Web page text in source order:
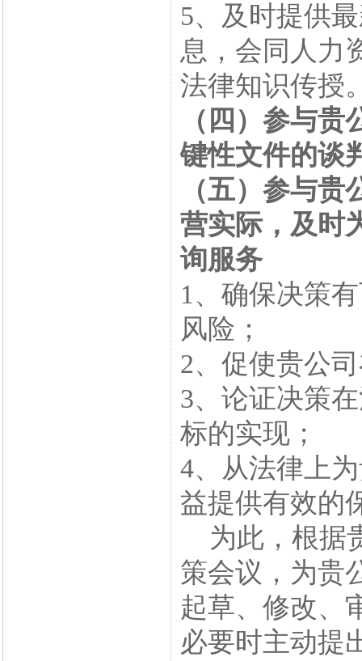
5、及时提供
息，会同人力
法律知识传授
（四）参与
键性文件的谈
（五）参与
营实际，及时
询服务
1、确保决策
风险；
2、促使贵公
3、论证决策
标的实现；
4、从法律上
益提供有效的
为此，根据
策会议，为贵
起草、修改、
必要时主动提